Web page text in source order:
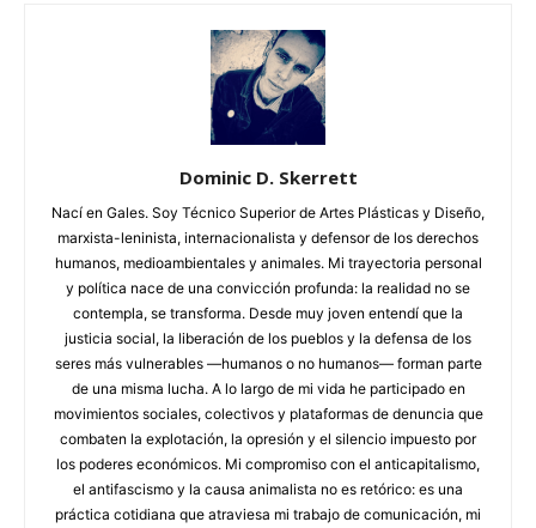
Dominic D. Skerrett
Nací en Gales. Soy Técnico Superior de Artes Plásticas y Diseño,
marxista-leninista, internacionalista y defensor de los derechos
humanos, medioambientales y animales. Mi trayectoria personal
y política nace de una convicción profunda: la realidad no se
contempla, se transforma. Desde muy joven entendí que la
justicia social, la liberación de los pueblos y la defensa de los
seres más vulnerables —humanos o no humanos— forman parte
de una misma lucha. A lo largo de mi vida he participado en
movimientos sociales, colectivos y plataformas de denuncia que
combaten la explotación, la opresión y el silencio impuesto por
los poderes económicos. Mi compromiso con el anticapitalismo,
el antifascismo y la causa animalista no es retórico: es una
práctica cotidiana que atraviesa mi trabajo de comunicación, mi